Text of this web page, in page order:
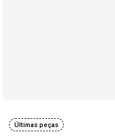
Últimas peças